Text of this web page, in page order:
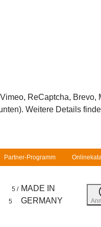
ReCaptcha, Brevo,
Weitere Details
Partner-Programm
5 /
5
MADE IN
GERMANY